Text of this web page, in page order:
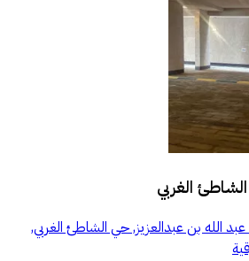
الغربي
الله بن عبدالعزيز, حي الشاطئ الغربي,